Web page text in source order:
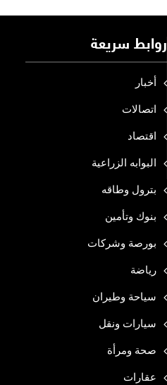
روابط سريعة
أخبار
اتصالات
اقتصاد
البوابه الزراعية
بترول وطاقه
بنوك وتأمين
بورصة وشركات
رياضة
سياحة وطيران
سيارات ونقل
صحة ومرأة
عقارات